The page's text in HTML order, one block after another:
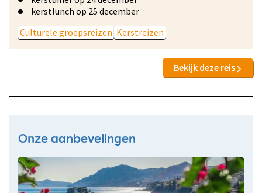
kerstlunch op 25 december
Culturele groepsreizen Kerstreizen
Bekijk deze reis
Onze aanbevelingen